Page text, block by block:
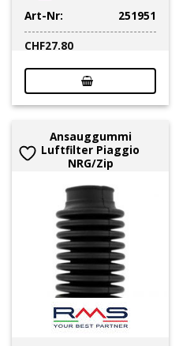
Art-Nr:
251951
CHF27.80
Ansauggummi
Luftfilter Piaggio
NRG/Zip